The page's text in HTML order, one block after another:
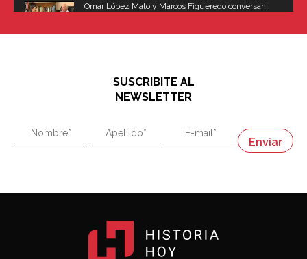
Omar López Mato y Marcos Figueredo conversan
"En política, la estupidez no es una desventaja"
"En política, la estupidez no es una desventaja"
Napoleón
SUSCRIBITE AL
NEWSLETTER